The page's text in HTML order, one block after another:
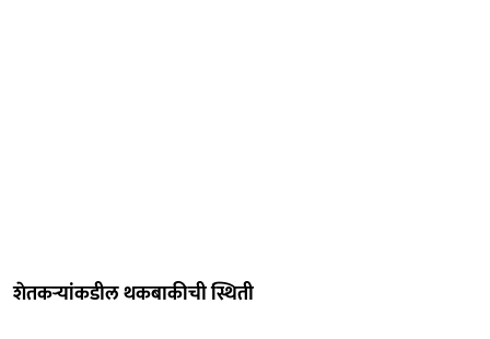
शेतकऱ्यांकडील थकबाकीची स्थिती